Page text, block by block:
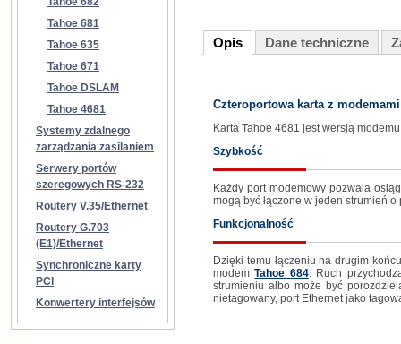
Tahoe 681
Tahoe 635
Tahoe 671
Tahoe DSLAM
Tahoe 4681
Systemy zdalnego
zarządzania zasilaniem
Serwery portów
szeregowych RS-232
Routery V.35/Ethernet
Routery G.703
(E1)/Ethernet
Synchroniczne karty
PCI
Konwertery interfejsów
Opis Dane techniczne
Czteroportowa karta z
Karta Tahoe 4681 jest wersją
Szybkość
Każdy port modemowy pozwala
mogą być łączone w jeden strumień
Funkcjonalność
Dzięki temu łączeniu na drugim
modemTahoe 684. Ruch
strumieniu albo może być
nietagowany, port Ethernet jako